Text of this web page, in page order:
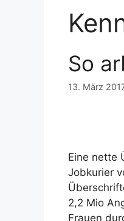
So
13. März
Eine nette
Jobkurier
2,2 Mio
Frauen